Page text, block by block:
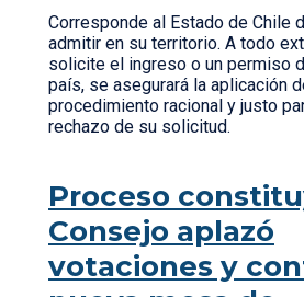
Corresponde al Estado de Chile
admitir en su territorio. A todo
solicite el ingreso o un permiso
país, se asegurará la aplicación
procedimiento racional y justo
rechazo de su solicitud.
Proceso
Consejo aplazó
votaciones y